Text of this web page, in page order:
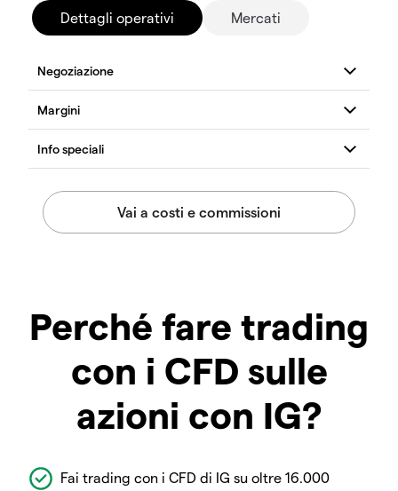
Dettagli operativi Mercati
Perché fare trading
con i CFD sulle
azioni con IG?
Fai trading con i CFD di IG su oltre 16.000